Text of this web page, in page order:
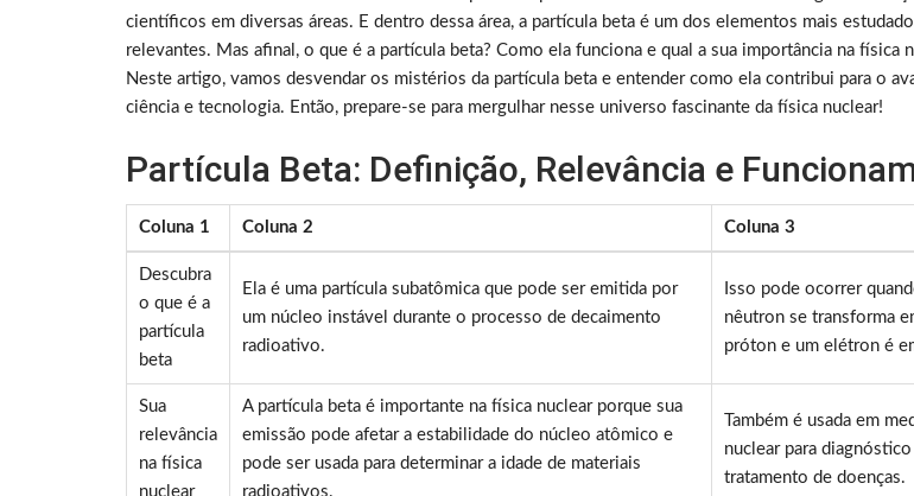
científicos em diversas áreas. E dentro dessa área, a partícula beta é um dos elementos mais
relevantes. Mas afinal, o que é a partícula beta? Como ela funciona e qual a sua importância na física
Neste artigo, vamos desvendar os mistérios da partícula beta e entender como ela contribui para o
ciência e tecnologia. Então, prepare-se para mergulhar nesse universo fascinante da física nuclear!
Partícula Beta: Definição, Relevância e
Coluna 1 Coluna 2 Coluna 3
Descubra
o que é a
partícula
beta
Ela é uma partícula subatômica que pode ser emitida por
um núcleo instável durante o processo de decaimento
radioativo.
Isso pode ocorrer
nêutron se transforma
próton e um elétron é
Sua
relevância
na física
nuclear
A partícula beta é importante na física nuclear porque sua
emissão pode afetar a estabilidade do núcleo atômico e
pode ser usada para determinar a idade de materiais
radioativos.
Também é usada em
nuclear para
tratamento de doenças.